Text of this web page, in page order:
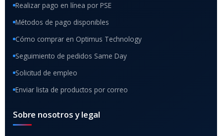
Realizar pago en línea por PSE
Métodos de pago disponibles
Cómo comprar en Optimus Technology
Seguimiento de pedidos Same Day
Solicitud de empleo
Enviar lista de productos por correo
Sobre nosotros y legal